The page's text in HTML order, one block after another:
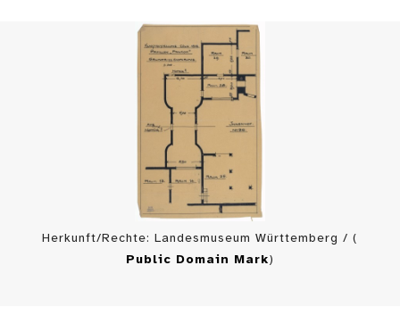
Herkunft/Rechte: Landesmuseum Württemberg / (
Public Domain Mark)